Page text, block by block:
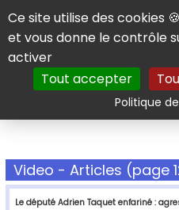
Panneau de gestion des
Ce site utilise des cookies 🍪
et vous donne le contrôle
activer
Tout accepter
Politique
Video - Articles (page
Le député Adrien Taquet enfariné :